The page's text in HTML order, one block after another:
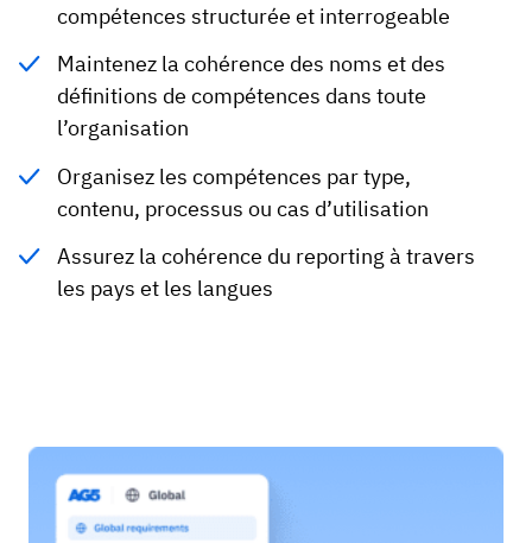
compétences structurée et interrogeable
Maintenez la cohérence des noms et des
définitions de compétences dans toute
l’organisation
Organisez les compétences par type,
contenu, processus ou cas d’utilisation
Assurez la cohérence du reporting à travers
les pays et les langues